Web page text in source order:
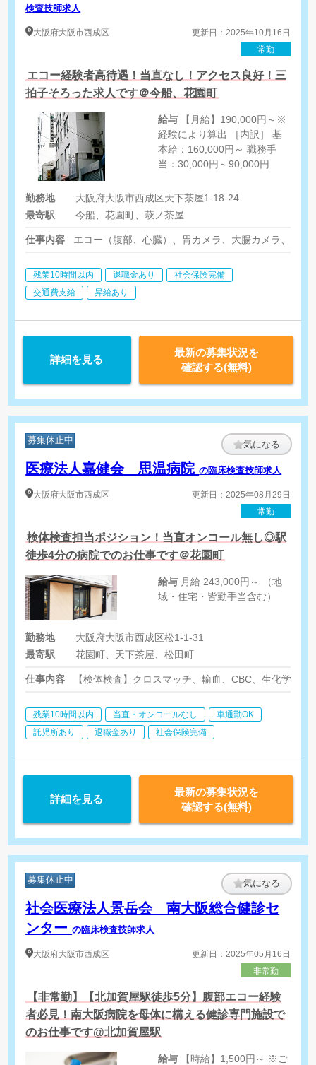
検査技師求人
大阪府大阪市西成区
更新日：2025年10月16日
常勤
エコー経験者高待遇！当直なし！アクセス良好！三
拍子そろった求人です＠今船、花園町
給与
経験により算出 ［内訳］ 基
本給：160,000円～ 職務手
当：30,000円～90,000円
勤務地
大阪府大阪市西成区天下茶屋1-18-24
最寄駅
今船、花園町、萩ノ茶屋
仕事内容 エコー（腹部、心臓）、胃カメラ、大腸カメラ、そ
残業10時間以内 退職金あり
社会保険完備
交通費支給
昇給あり
詳細を見る
最新の募集状況を
確認する(無料)
募集休止中 気になる
医療法人嘉健会 思温病院の臨床検査技師求人
大阪府大阪市西成区
更新日：2025年08月29日
常勤
検体検査担当ポジション！当直オンコール無し◎駅
徒歩4分の病院でのお仕事です＠花園町
給与
域・住宅・皆勤手当含む）
勤務地
大阪府大阪市西成区松1-1-31
最寄駅
花園町、天下茶屋、松田町
仕事内容 【検体検査】クロスマッチ、輸血、CBC、生化学、採
残業10時間以内 当直・オンコールなし
車通勤OK
託児所あり
退職金あり 社会保険完備
詳細を見る
最新の募集状況を
確認する(無料)
募集休止中 気になる
社会医療法人景岳会 南大阪総合健診セ
ンターの臨床検査技師求人
大阪府大阪市西成区
更新日：2025年05月16日
非常勤
【非常勤】【北加賀屋駅徒歩5分】腹部エコー経験
者必見！南大阪病院を母体に構える健診専門施設で
のお仕事です@北加賀屋駅
給与